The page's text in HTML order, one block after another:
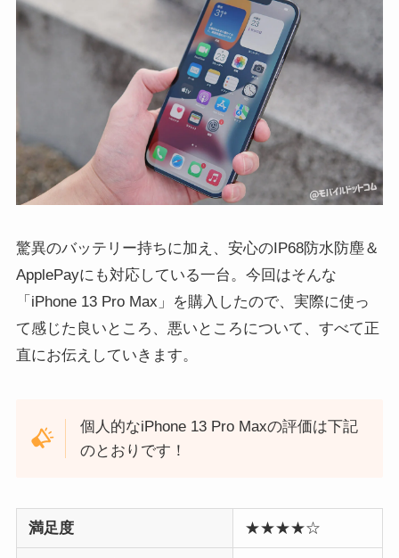
驚異のバッテリー持ちに加え、安心のIP68防水防塵＆
ApplePayにも対応している一台。今回はそんな
「iPhone 13 Pro Max」を購入したので、実際に使っ
て感じた良いところ、悪いところについて、すべて正
直にお伝えしていきます。
個人的なiPhone 13 Pro Maxの評価は下記
のとおりです！
満足度 ★★★★☆